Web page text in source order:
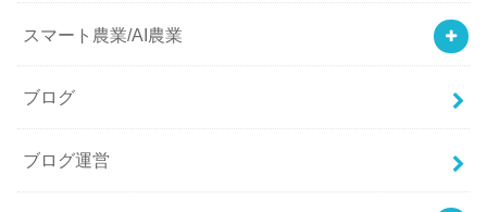
スマート農業/AI農業
ブログ
ブログ運営